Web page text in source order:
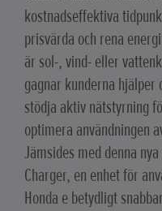
kostnadseffektiva
prisvärda och rena
är sol-, vind- eller
gagnar kunderna
stödja aktiv nätstyrning
optimera användningen
Jämsides med denna
Charger, en enhet för
Honda e betydligt